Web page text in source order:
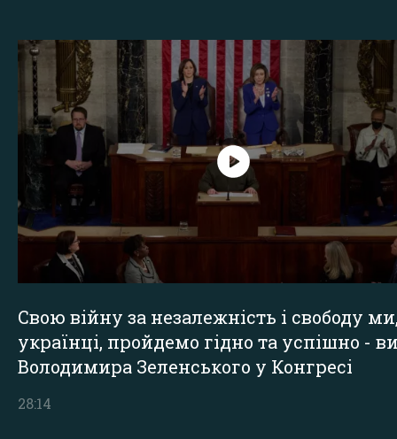
Свою війну за незалежність і свободу
українці, пройдемо гідно та успішно -
Володимира Зеленського у Конгресі
28:14